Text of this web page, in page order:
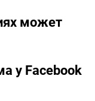
может
у Facebook